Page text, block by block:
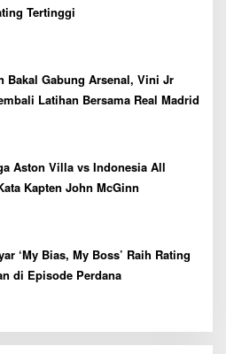
Tertinggi
Bakal Gabung Arsenal, Vini Jr
Latihan Bersama Real Madrid
Aston Villa vs Indonesia All
Kapten John McGinn
‘My Bias, My Boss’ Raih Rating
di Episode Perdana